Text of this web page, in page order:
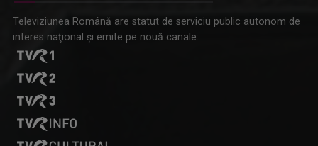
prin piesa „Ultima oră”, o montare de colecție, din 1979
Televiziunea Română are statut de serviciu public autonom de
interes naţional şi emite pe nouă canale: